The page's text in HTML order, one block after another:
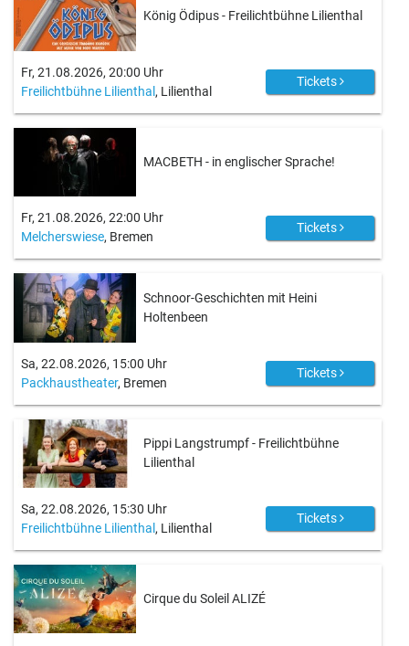
König Ödipus - Freilichtbühne Lilienthal
Fr, 21.08.2026, 20:00 Uhr
Freilichtbühne Lilienthal , Lilienthal
Tickets
MACBETH - in englischer Sprache!
Fr, 21.08.2026, 22:00 Uhr
Melcherswiese, Bremen
Tickets
Schnoor-Geschichten mit Heini
Holtenbeen
Sa, 22.08.2026, 15:00 Uhr
Packhaustheater, Bremen
Tickets
Pippi Langstrumpf - Freilichtbühne
Lilienthal
Sa, 22.08.2026, 15:30 Uhr
Freilichtbühne Lilienthal , Lilienthal
Tickets
Cirque du Soleil ALIZÉ